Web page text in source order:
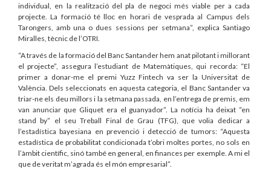
individual, en la realització del pla de negoci més viable per a cada
projecte. La formació té lloc en horari de vesprada al Campus dels
Tarongers, amb una o dues sessions per setmana”, explica Santiago
Miralles, tècnic de l’OTRI.
“A través de la formació del Banc Santander hem anat pilotant i millorant
el projecte”, assegura l’estudiant de Matemàtiques, qui recorda: “El
primer a donar-me el premi Yuzz Fintech va ser la Universitat de
València. Dels seleccionats en aquesta categoria, el Banc Santander va
triar-ne els deu millors i la setmana passada, en l’entrega de premis, em
van anunciar que Gliquet era el guanyador”. La notícia ha deixat “en
stand by” el seu Treball Final de Grau (TFG), que volia dedicar a
l’estadística bayesiana en prevenció i detecció de tumors: “Aquesta
estadística de probabilitat condicionada t’obri moltes portes, no sols en
l’àmbit científic, sinó també en general, en finances per exemple. A mi el
que de veritat m’agrada és el món empresarial”.